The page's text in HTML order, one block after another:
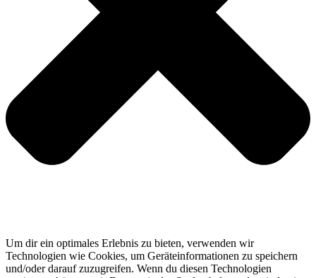
Um dir ein optimales Erlebnis zu bieten, verwenden wir
Technologien wie Cookies, um Geräteinformationen zu speichern
und/oder darauf zuzugreifen. Wenn du diesen Technologien